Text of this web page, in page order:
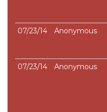
07/23/14
Anonymous
07/23/14
Anonymous